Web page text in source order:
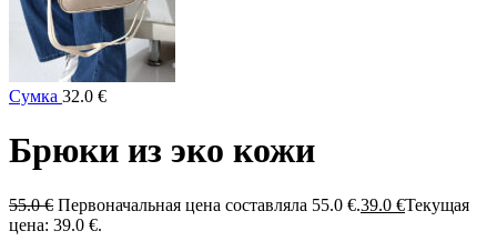
Сумка 32.0 €
Брюки из эко кожи
55.0€ Первоначальная цена составляла 55.0 €.39.0 €Текущая
цена: 39.0 €.